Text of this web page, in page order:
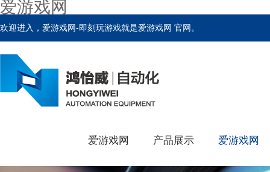
爱游戏网
欢迎进入，爱游戏网-即刻玩游戏就是爱游戏网 官网。
爱游戏网 产品展示 爱游戏网